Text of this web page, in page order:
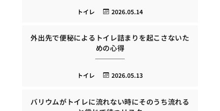
2026.05.14
トイレ
外出先で便秘によるトイレ詰まりを起こさないた
めの心得
2026.05.13
トイレ
バリウムがトイレに流れない時にそのうち流れる